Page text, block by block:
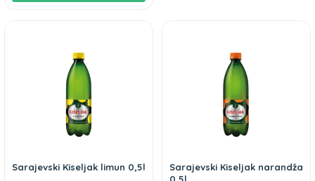
Sarajevski Kiseljak limun 0,5l
Sarajevski Kiseljak narandža